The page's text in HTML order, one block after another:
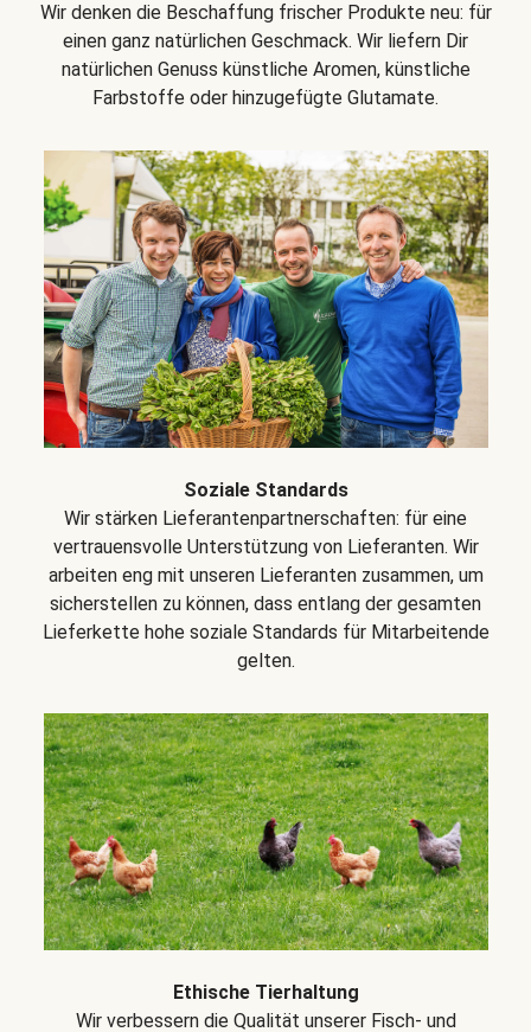
Wir denken die Beschaffung frischer Produkte neu: für
einen ganz natürlichen Geschmack. Wir liefern Dir
natürlichen Genuss künstliche Aromen, künstliche
Farbstoffe oder hinzugefügte Glutamate.
Soziale Standards
Wir stärken Lieferantenpartnerschaften: für eine
vertrauensvolle Unterstützung von Lieferanten. Wir
arbeiten eng mit unseren Lieferanten zusammen, um
sicherstellen zu können, dass entlang der gesamten
Lieferkette hohe soziale Standards für Mitarbeitende
gelten.
Ethische Tierhaltung
Wir verbessern die Qualität unserer Fisch- und